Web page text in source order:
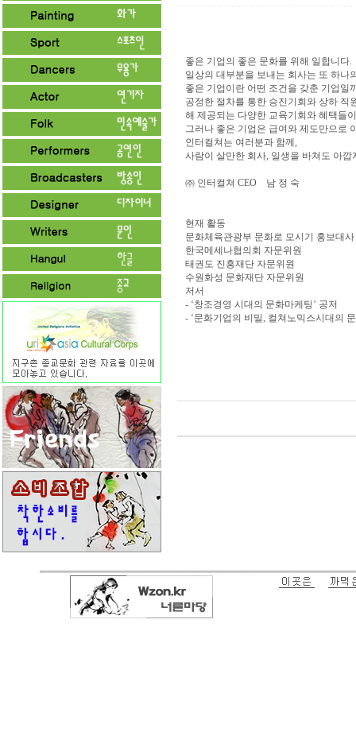
좋은 기업의 좋은 문화를 위해 일합니다.
일상의 대부분을 보내는 회사는 또 하나
좋은 기업이란 어떤 조건을 갖춘 기업일
공정한 절차를 통한 승진기회와 상하 직
해 제공되는 다양한 교육기회와 혜택들
그러나 좋은 기업은 급여와 제도만으로
인터컬쳐는 여러분과 함께,
사람이 살만한 회사, 일생을 바쳐도 아
㈜ 인터컬쳐 CEO 남 정 숙
현재 활동
문화체육관광부 문화로 모시기 홍보대사
한국메세나협의회 자문위원
태권도 진흥재단 자문위원
수원화성 문화재단 자문위원
저서
- ‘창조경영 시대의 문화마케팅’ 공저
- ‘문화기업의 비밀, 컬쳐노믹스시대의